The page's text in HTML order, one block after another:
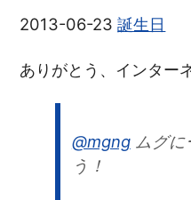
2013-06-23誕生日
ありがとう、インター
@mgngムグに
う！